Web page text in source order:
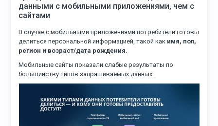
данными с мобильными приложениями, чем с
сайтами
В случае с мобильными приложениями потребители готовы
делиться персональной информацией, такой как имя, пол,
регион и возраст/дата рождения.
Мобильные сайты показали слабые результаты по
большинству типов запрашиваемых данных.